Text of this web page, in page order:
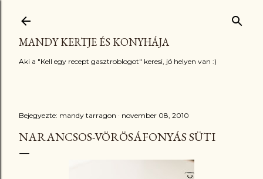
MANDY KERTJE ÉS KONYHÁJA
Aki a "Kell egy recept gasztroblogot" keresi, jó helyen van :)
Bejegyezte: mandy tarragon november 08, 2010
NARANCSOS-VÖRÖSÁFONYÁS SÜTI